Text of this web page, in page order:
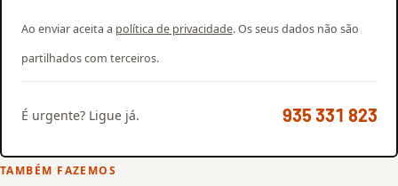
Ao enviar aceita a política de privacidade. Os seus dados não são
partilhados com terceiros.
É urgente? Ligue já. 935 331 823
TAMBÉM FAZEMOS